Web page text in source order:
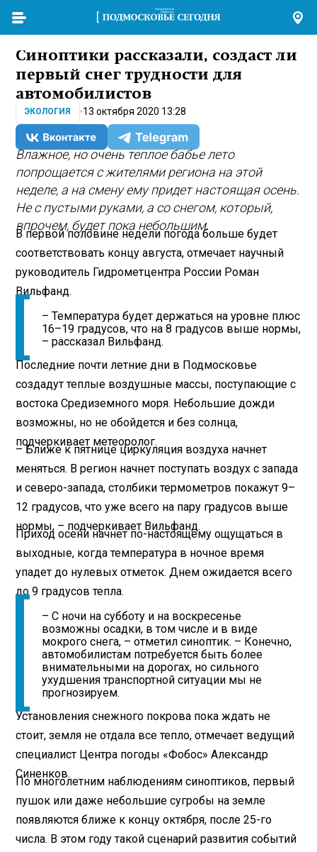
Синоптики рассказали, создаст ли
первый снег трудности для
автомобилистов
ЭКОЛОГИЯ 13 октября 2020 13:28
Влажное, но очень теплое бабье лето
попрощается с жителями региона на этой
неделе, а на смену ему придет настоящая осень.
Не с пустыми руками, а со снегом, который,
впрочем, будет пока небольшим.
В первой половине недели погода больше будет
соответствовать концу августа, отмечает научный
руководитель Гидрометцентра России Роман
Вильфанд.
– Температура будет держаться на уровне плюс
16–19 градусов, что на 8 градусов выше нормы,
– рассказал Вильфанд.
Последние почти летние дни в Подмосковье
создадут теплые воздушные массы, поступающие с
востока Средиземного моря. Небольшие дожди
возможны, но не обойдется и без солнца,
подчеркивает метеоролог.
– Ближе к пятнице циркуляция воздуха начнет
меняться. В регион начнет поступать воздух с запада
и северо-запада, столбики термометров покажут 9–
12 градусов, что уже всего на пару градусов выше
нормы, – подчеркивает Вильфанд.
Приход осени начнет по-настоящему ощущаться в
выходные, когда температура в ночное время
упадет до нулевых отметок. Днем ожидается всего
до 9 градусов тепла.
– С ночи на субботу и на воскресенье
возможны осадки, в том числе и в виде
мокрого снега, – отметил синоптик. – Конечно,
автомобилистам потребуется быть более
внимательными на дорогах, но сильного
ухудшения транспортной ситуации мы не
прогнозируем.
Установления снежного покрова пока ждать не
стоит, земля не отдала все тепло, отмечает ведущий
специалист Центра погоды «Фобос» Александр
Синенков.
По многолетним наблюдениям синоптиков, первый
пушок или даже небольшие сугробы на земле
появляются ближе к концу октября, после 25-го
числа. В этом году такой сценарий развития событий